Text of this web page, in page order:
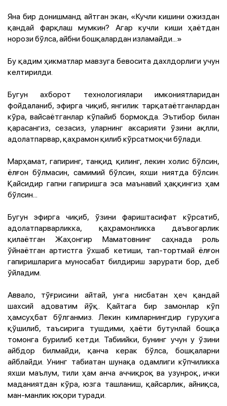
Яна бир донишманд айтган экан, «Кучли кишини ожиздан
қандай фарқлаш мумкин? Агар кучли киши ҳаётдан
норози бўлса, айбни бошқалардан изламайди...»
Бу қадим ҳикматлар мавзуга бевосита дахлдорлиги учун
келтирилди.
Бугун ахборот технологиялари имкониятларидан
фойдаланиб, эфирга чиқиб, янгилик тарқатаётганлардан
кўра, вайсаётганлар кўпайиб бормоқда. Эътибор билан
қарасангиз, сезасиз, уларнинг аксарияти ўзини ақлли,
адолатпарвар, қаҳрамон қилиб кўрсатмоқчи бўлади.
Марҳамат, гапиринг, танқид қилинг, лекин холис бўлсин,
ёлғон бўлмасин, самимий бўлсин, яхши ниятда бўлсин.
Қайсидир гапни гапиришга эса маънавий ҳаққингиз ҳам
бўлсин...
Бугун эфирга чиқиб, ўзини фариштасифат кўрсатиб,
адолатпарварликка, қаҳрамонликка даъвогарлик
қилаётган Жаҳонгир Маматовнинг саҳнада роль
ўйнаётган артистга ўхшаб кетиши, тап-тортмай ёлғон
гапиришларига муносабат билдириш зарурати бор, деб
ўйладим.
Аввало, тўғрисини айтай, унга нисбатан ҳеч қандай
шахсий адоватим йўқ. Қайтага бир замонлар кўп
ҳамсуҳбат бўлганмиз. Лекин кимларнингдир гуруҳига
қўшилиб, таъсирига тушдими, ҳаёти бутунлай бошқа
томонга бурилиб кетди. Табиийки, бунинг учун у ўзини
айбдор билмайди, қанча керак бўлса, бошқаларни
айблайди. Унинг табиатан шунақа одамлиги кўпчиликка
яхши маълум, тили ҳам анча аччиқроқ ва узунроқ, ички
маданиятдан кўра, юзга ташланиш, қайсарлик, айниқса,
ман-манлик юқори туради.